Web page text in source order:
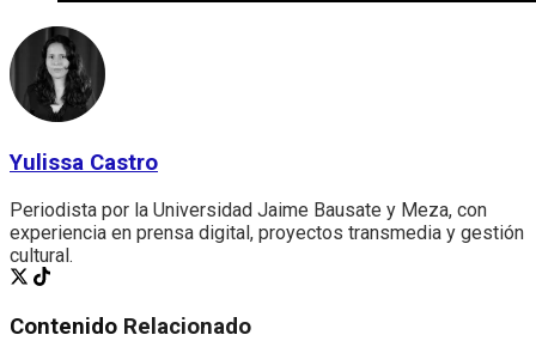
Yulissa Castro
Periodista por la Universidad Jaime Bausate y Meza, con
experiencia en prensa digital, proyectos transmedia y gestión
cultural.
Contenido Relacionado